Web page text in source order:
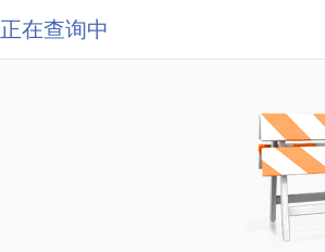
正在查询中